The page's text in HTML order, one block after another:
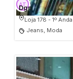
Dgn
Loja 178 - 1º
Jeans, Moda